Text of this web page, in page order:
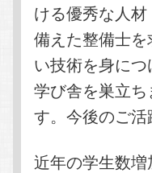
ける優秀な人
備えた整備士
い技術を身に
学び舎を巣立
す。今後のご活
近年の学生数